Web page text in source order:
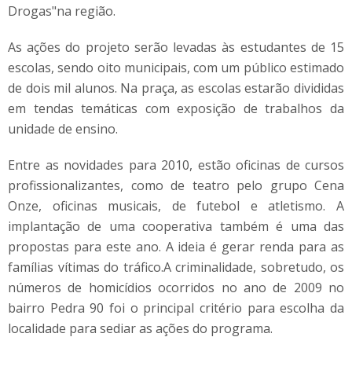
Drogas"na região.
As ações do projeto serão levadas às estudantes de 15
escolas, sendo oito municipais, com um público estimado
de dois mil alunos. Na praça, as escolas estarão divididas
em tendas temáticas com exposição de trabalhos da
unidade de ensino.
Entre as novidades para 2010, estão oficinas de cursos
profissionalizantes, como de teatro pelo grupo Cena
Onze, oficinas musicais, de futebol e atletismo. A
implantação de uma cooperativa também é uma das
propostas para este ano. A ideia é gerar renda para as
famílias vítimas do tráfico.A criminalidade, sobretudo, os
números de homicídios ocorridos no ano de 2009 no
bairro Pedra 90 foi o principal critério para escolha da
localidade para sediar as ações do programa.